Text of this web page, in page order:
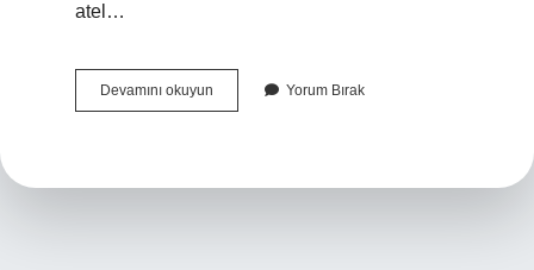
atel…
Devamını okuyun
Ve
Yorum Bırak